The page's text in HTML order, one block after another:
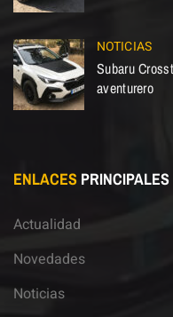
NOTICIAS
Subaru
aventurero
ENLACES PRINCIPALES
Actualidad
Novedades
Noticias